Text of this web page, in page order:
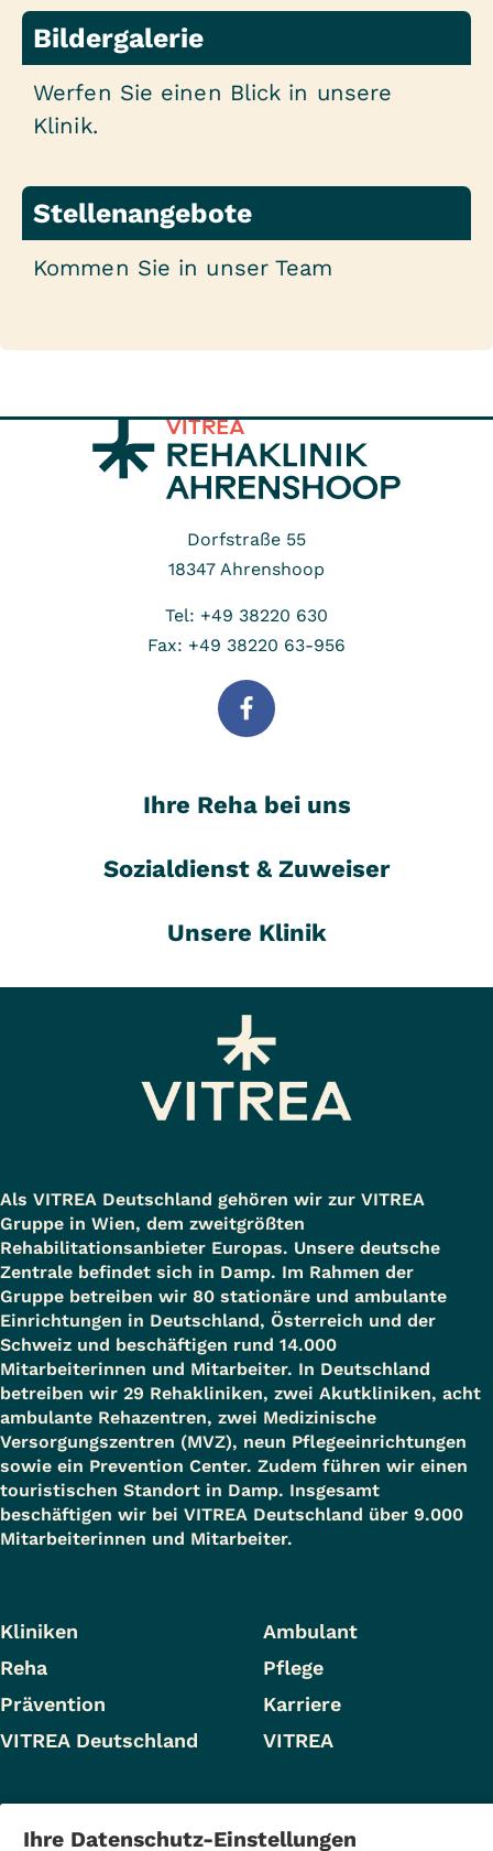
Bildergalerie
Werfen Sie einen Blick in unsere
Klinik.
Stellenangebote
Kommen Sie in unser Team
Dorfstraße 55
18347 Ahrenshoop
Tel: +49 38220 630
Fax: +49 38220 63-956
Ihre Reha bei uns
Sozialdienst & Zuweiser
Unsere Klinik
Als VITREA Deutschland gehören wir zur VITREA
Gruppe in Wien, dem zweitgrößten
Rehabilitationsanbieter Europas. Unsere deutsche
Zentrale befindet sich in Damp. Im Rahmen der
Gruppe betreiben wir 80 stationäre und ambulante
Einrichtungen in Deutschland, Österreich und der
Schweiz und beschäftigen rund 14.000
Mitarbeiterinnen und Mitarbeiter. In Deutschland
betreiben wir 29 Rehakliniken, zwei Akutkliniken, acht
ambulante Rehazentren, zwei Medizinische
Versorgungszentren (MVZ), neun Pflegeeinrichtungen
sowie ein Prevention Center. Zudem führen wir einen
touristischen Standort in Damp. Insgesamt
beschäftigen wir bei VITREA Deutschland über 9.000
Mitarbeiterinnen und Mitarbeiter.
Kliniken
Ambulant
Reha
Pflege
Prävention
Karriere
VITREA Deutschland
VITREA
DATENSCHUTZ
Ihre Datenschutz-Einstellungen